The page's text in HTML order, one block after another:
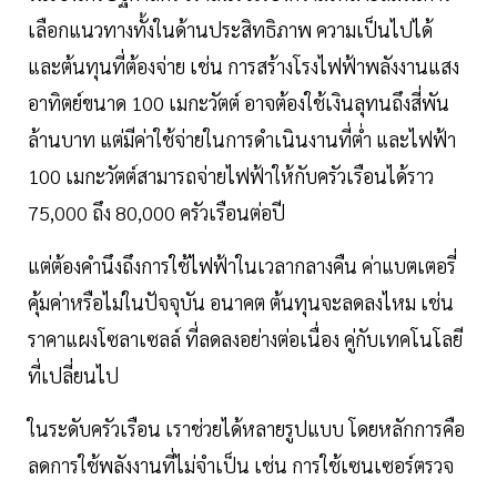
เลือกแนวทางทั้งในด้านประสิทธิภาพ ความเป็นไปได้
และต้นทุนที่ต้องจ่าย เช่น การสร้างโรงไฟฟ้าพลังงานแสง
อาทิตย์ขนาด 100 เมกะวัตต์ อาจต้องใช้เงินลุทนถึงสี่พัน
ล้านบาท แต่มีค่าใช้จ่ายในการดำเนินงานที่ตํ่า และไฟฟ้า
100 เมกะวัตต์สามารถจ่ายไฟฟ้าให้กับครัวเรือนได้ราว
75,000 ถึง 80,000 ครัวเรือนต่อปี
แต่ต้องคำนึงถึงการใช้ไฟฟ้าในเวลากลางคืน ค่าแบตเตอรี่
คุ้มค่าหรือไม่ในปัจจุบัน อนาคต ต้นทุนจะลดลงไหม เช่น
ราคาแผงโซลาเซลล์ ที่ลดลงอย่างต่อเนื่อง คู่กับเทคโนโลยี
ที่เปลี่ยนไป
ในระดับครัวเรือน เราช่วยได้หลายรูปแบบ โดยหลักการคือ
ลดการใช้พลังงานที่ไม่จำเป็น เช่น การใช้เซนเซอร์ตรวจ